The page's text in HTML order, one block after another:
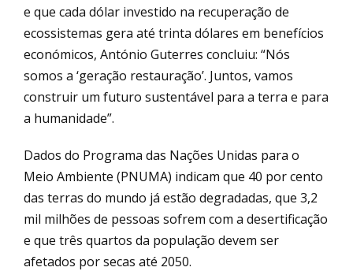
e que cada dólar investido na recuperação de
ecossistemas gera até trinta dólares em benefícios
económicos, António Guterres concluiu: “Nós
somos a ‘geração restauração’. Juntos, vamos
construir um futuro sustentável para a terra e para
a humanidade”.
Dados do Programa das Nações Unidas para o
Meio Ambiente (PNUMA) indicam que 40 por cento
das terras do mundo já estão degradadas, que 3,2
mil milhões de pessoas sofrem com a desertificação
e que três quartos da população devem ser
afetados por secas até 2050.